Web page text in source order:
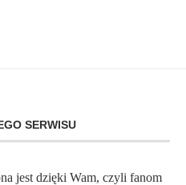
SERWISU
jest dzięki Wam, czyli fanom